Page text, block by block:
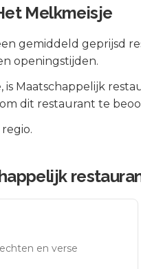
Melkmeisje
gemiddeld geprijsd
openingstijden.
, is Maatschappelijk
dit restaurant te
en verse